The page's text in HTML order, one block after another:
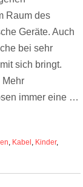
Raum des
Geräte. Auch
bei sehr
sich bringt.
Mehr
immer eine …
, Kabel , Kinder,